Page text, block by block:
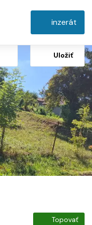
inzerát
Uložiť
Topovať